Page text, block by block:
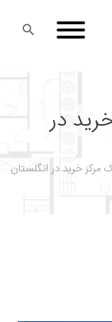
در
خرید در انگلستان